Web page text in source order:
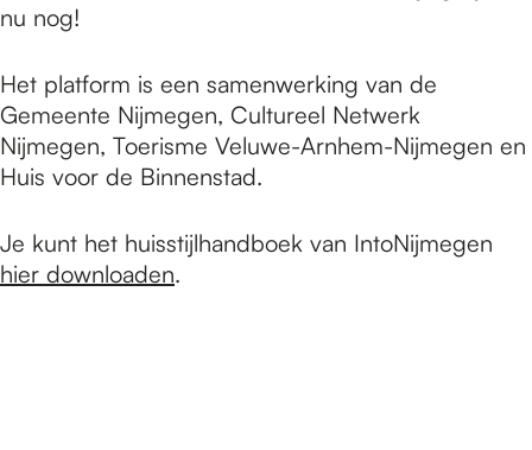
a
g
e
nu nog!
Het platform is een samenwerking van de
Gemeente Nijmegen, Cultureel Netwerk
Nijmegen, Toerisme Veluwe-Arnhem-Nijmegen en
Huis voor de Binnenstad.
Je kunt het huisstijlhandboek van IntoNijmegen
hier downloaden.